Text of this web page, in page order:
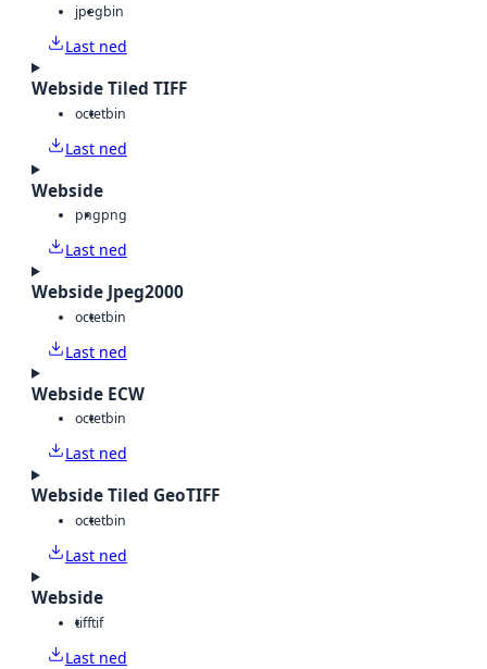
jpegbin
Last ned
Webside Tiled TIFF
octetbin
Last ned
Webside
pngpng
Last ned
Webside Jpeg2000
octetbin
Last ned
Webside ECW
octetbin
Last ned
Webside Tiled GeoTIFF
octetbin
Last ned
Webside
tifftif
Last ned